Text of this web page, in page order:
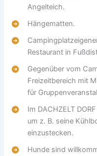
Angelteich.
Hängematten.
Restaurant in
Gegenüber vom
Freizeitbereich mit
für
Im DACHZELT
um z. B. seine
einzustecken.
Hunde sind